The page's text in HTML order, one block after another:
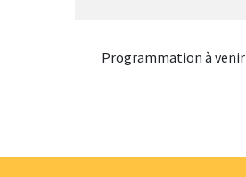
Programmation à venir